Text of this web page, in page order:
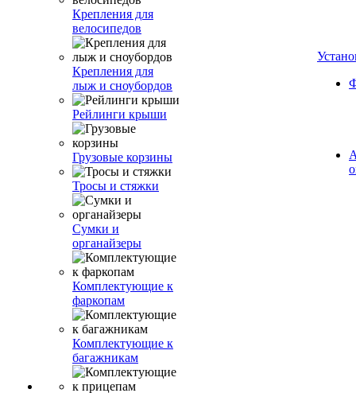
Крепления для
велосипедов
Крепления для
лыж и сноубордов
Рейлинги крыши
Грузовые корзины
Тросы и стяжки
Сумки и
органайзеры
Комплектующие к
фаркопам
Комплектующие к
багажникам